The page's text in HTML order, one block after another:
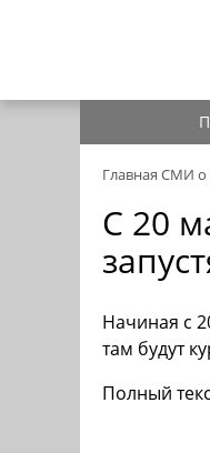
Главная СМИ о
С 20
Начиная с
там будут
Полный